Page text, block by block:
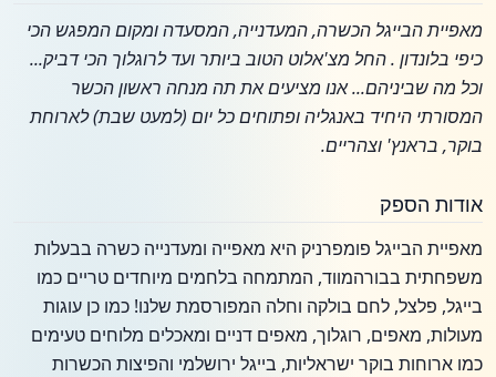
מאפיית הבייגל הכשרה, המעדנייה, המסעדה ומקום המפגש הכי
כיפי בלונדון . החל מצ'אלוט הטוב ביותר ועד לרוגלוך הכי דביק...
וכל מה שביניהם... אנו מציעיםאת תה מנחה ראשון הכשר
המסורתי היחיד באנגליהופתוחים כל יום (למעט שבת) לארוחת
בוקר, בראנץ' וצהריים.
אודות הספק
מאפיית הבייגל פומפרניק היא מאפייה ומעדנייה כשרה בבעלות
משפחתית בבורהמווד, המתמחה בלחמים מיוחדים טריים כמו
בייגל, פלצל, לחם בולקה וחלה המפורסמת שלנו! כמו כן עוגות
מעולות, מאפים, רוגלוך, מאפים דניים ומאכלים מלוחים טעימים
כמו ארוחות בוקר ישראליות, בייגל ירושלמי והפיצות הכשרות